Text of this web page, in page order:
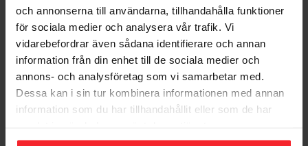
och annonserna till användarna, tillhandahålla funktioner
för sociala medier och analysera vår trafik. Vi
vidarebefordrar även sådana identifierare och annan
information från din enhet till de sociala medier och
annons- och analysföretag som vi samarbetar med.
Dessa kan i sin tur kombinera informationen med annan
information som du har tillhandahållit eller som de har
Bedømmelser
Dig
Gem som favorit